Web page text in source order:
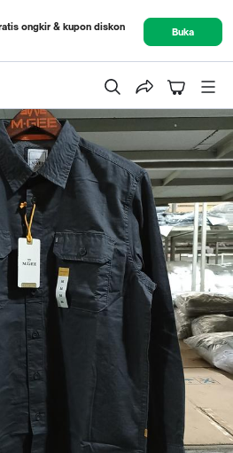
ongkir & kupon diskon
Buka